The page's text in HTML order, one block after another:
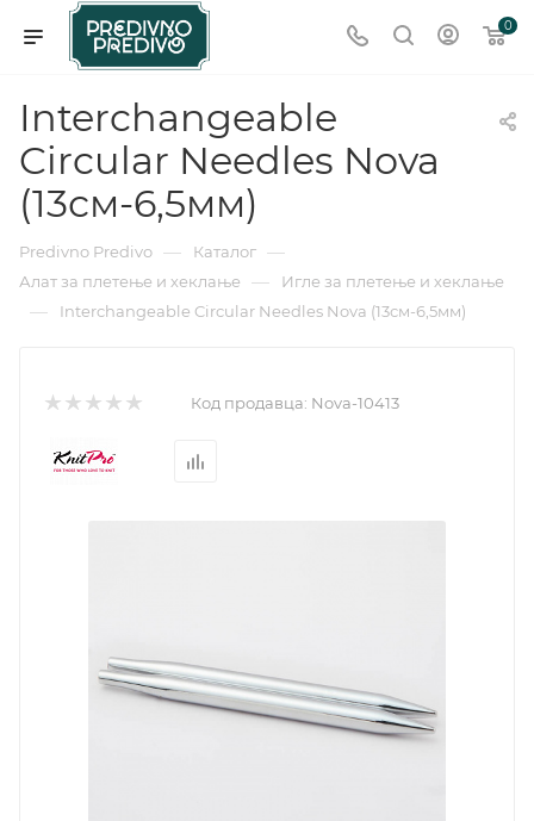
0
Interchangeable
Circular Needles Nova
(13см-6,5мм)
Predivno Predivo — Каталог —
Алат за плетење и хеклање — Игле за плетење и хеклање
— Interchangeable Circular Needles Nova (13см-6,5мм)
Код продавца: Nova-10413